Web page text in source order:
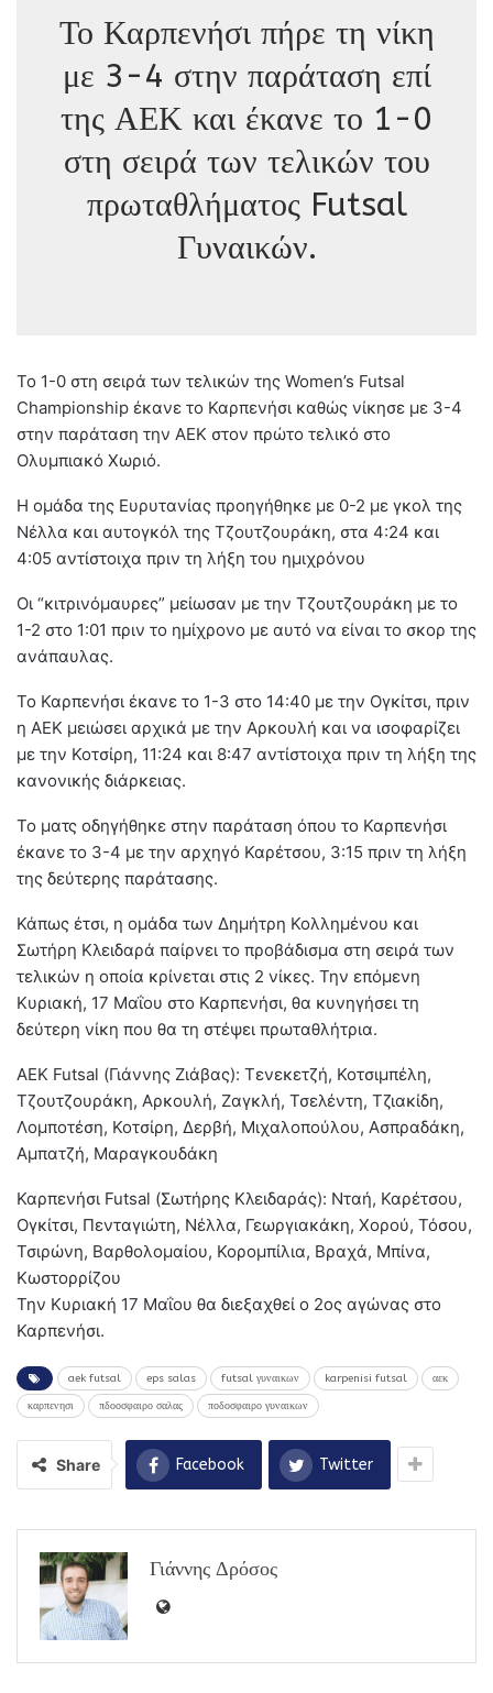
Το Καρπενήσι πήρε τη νίκη
με 3-4 στην παράταση επί
της ΑΕΚ και έκανε το 1-0
στη σειρά των τελικών του
πρωταθλήματος Futsal
Γυναικών.
Το 1-0 στη σειρά των τελικών της Women’s Futsal
Championship έκανε το Καρπενήσι καθώς νίκησε με 3-4
στην παράταση την ΑΕΚ στον πρώτο τελικό στο
Ολυμπιακό Χωριό.
Η ομάδα της Ευρυτανίας προηγήθηκε με 0-2 με γκολ της
Νέλλα και αυτογκόλ της Τζουτζουράκη, στα 4:24 και
4:05 αντίστοιχα πριν τη λήξη του ημιχρόνου
Οι “κιτρινόμαυρες” μείωσαν με την Τζουτζουράκη με το
1-2 στο 1:01 πριν το ημίχρονο με αυτό να είναι το σκορ της
ανάπαυλας.
Το Καρπενήσι έκανε το 1-3 στο 14:40 με την Ογκίτσι, πριν
η ΑΕΚ μειώσει αρχικά με την Αρκουλή και να ισοφαρίζει
με την Κοτσίρη, 11:24 και 8:47 αντίστοιχα πριν τη λήξη της
κανονικής διάρκειας.
Το ματς οδηγήθηκε στην παράταση όπου το Καρπενήσι
έκανε το 3-4 με την αρχηγό Καρέτσου, 3:15 πριν τη λήξη
της δεύτερης παράτασης.
Κάπως έτσι, η ομάδα των Δημήτρη Κολλημένου και
Σωτήρη Κλειδαρά παίρνει το προβάδισμα στη σειρά των
τελικών η οποία κρίνεται στις 2 νίκες. Την επόμενη
Κυριακή, 17 Μαΐου στο Καρπενήσι, θα κυνηγήσει τη
δεύτερη νίκη που θα τη στέψει πρωταθλήτρια.
ΑΕΚ Futsal (Γιάννης Ζιάβας): Τενεκετζή, Κοτσιμπέλη,
Τζουτζουράκη, Αρκουλή, Ζαγκλή, Τσελέντη, Τζιακίδη,
Λομποτέση, Κοτσίρη, Δερβή, Μιχαλοπούλου, Ασπραδάκη,
Αμπατζή, Μαραγκουδάκη
Καρπενήσι Futsal (Σωτήρης Κλειδαράς): Νταή, Καρέτσου,
Ογκίτσι, Πενταγιώτη, Νέλλα, Γεωργιακάκη, Χορού, Τόσου,
Τσιρώνη, Βαρθολομαίου, Κορομπίλια, Βραχά, Μπίνα,
Κωστορρίζου
Την Κυριακή 17 Μαΐου θα διεξαχθεί ο 2ος αγώνας στο
Καρπενήσι.
aek futsal eps salas futsal γυναικων karpenisi futsal αεκ
καρπενησι πδοοσφαιρο σαλας ποδοσφαιρο γυναικων
Share Facebook Twitter
Γιάννης Δρόσος